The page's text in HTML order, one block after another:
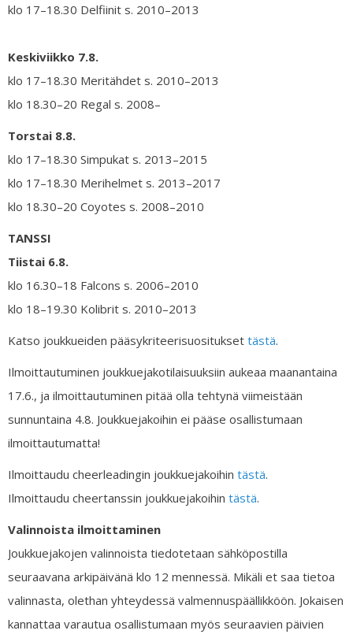
klo 17–18.30 Delfiinit s. 2010–2013
Keskiviikko 7.8.
klo 17–18.30 Meritähdet s. 2010–2013
klo 18.30–20 Regal s. 2008–
Torstai 8.8.
klo 17–18.30 Simpukat s. 2013–2015
klo 17–18.30 Merihelmet s. 2013–2017
klo 18.30–20 Coyotes s. 2008–2010
TANSSI
Tiistai 6.8.
klo 16.30–18 Falcons s. 2006–2010
klo 18–19.30 Kolibrit s. 2010–2013
Katso joukkueiden pääsykriteerisuositukset tästä.
Ilmoittautuminen joukkuejakotilaisuuksiin aukeaa maanantaina
17.6., ja ilmoittautuminen pitää olla tehtynä viimeistään
sunnuntaina 4.8. Joukkuejakoihin ei pääse osallistumaan
ilmoittautumatta!
Ilmoittaudu cheerleadingin joukkuejakoihin tästä.
Ilmoittaudu cheertanssin joukkuejakoihin tästä.
Valinnoista ilmoittaminen
Joukkuejakojen valinnoista tiedotetaan sähköpostilla
seuraavana arkipäivänä klo 12 mennessä. Mikäli et saa tietoa
valinnasta, olethan yhteydessä valmennuspäällikköön. Jokaisen
kannattaa varautua osallistumaan myös seuraavien päivien